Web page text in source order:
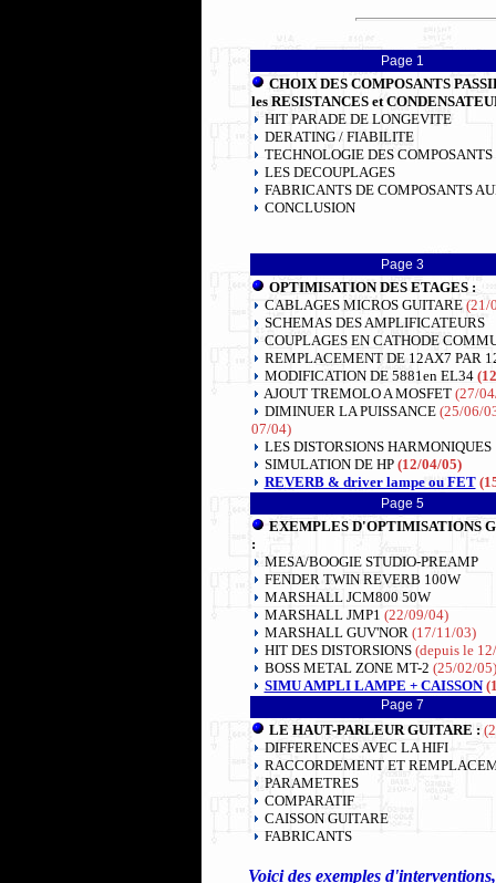
Page 1
CHOIX DES COMPOSANTS
les RESISTANCES et
HIT PARADE DE LONGEVITE
DERATING / FIABILITE
TECHNOLOGIE DES COMPOSANTS
LES DECOUPLAGES
FABRICANTS DE COMPOSANTS
CONCLUSION
Page 3
OPTIMISATION DES ETAGES :
CABLAGES MICROS GUITARE(21/
SCHEMAS DES AMPLIFICATEURS
COUPLAGES EN CATHODE
REMPLACEMENT DE 12AX7 PAR
MODIFICATION DE 5881en EL34
AJOUT TREMOLO A MOSFET (27/
DIMINUER LA PUISSANCE (25/06/
07/04)
LES DISTORSIONS HARMONIQUES
SIMULATION DE HP (12/04/05)
REVERB & driver lampe ou FET
Page 5
EXEMPLES D'OPTIMISATIONS
:
MESA/BOOGIE STUDIO-PREAMP
FENDER TWIN REVERB 100W
MARSHALL JCM800 50W
MARSHALL JMP1 (22/09/04)
MARSHALL GUV'NOR (17/11/03)
HIT DES DISTORSIONS (depuis le
BOSS METAL ZONE MT-2 (25/02/05)
SIMU AMPLI LAMPE + CAISSON
Page 7
LE HAUT-PARLEUR GUITARE :
DIFFERENCES AVEC LA HIFI
RACCORDEMENT ET
PARAMETRES
COMPARATIF
CAISSON GUITARE
FABRICANTS
Voici des exemples